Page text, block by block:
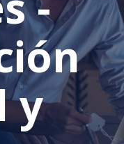
y